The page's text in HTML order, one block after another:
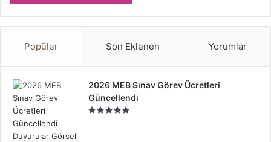
Popüler Son Eklenen Yorumlar
2026 MEB Sınav Görev Ücretleri
Güncellendi